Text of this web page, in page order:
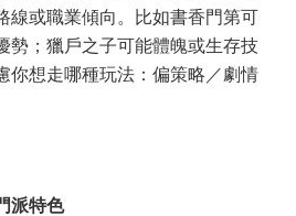
線或職業傾向。比如書香門第可
勢；獵戶之子可能體魄或生存技
你想走哪種玩法：偏策略／劇情
派特色